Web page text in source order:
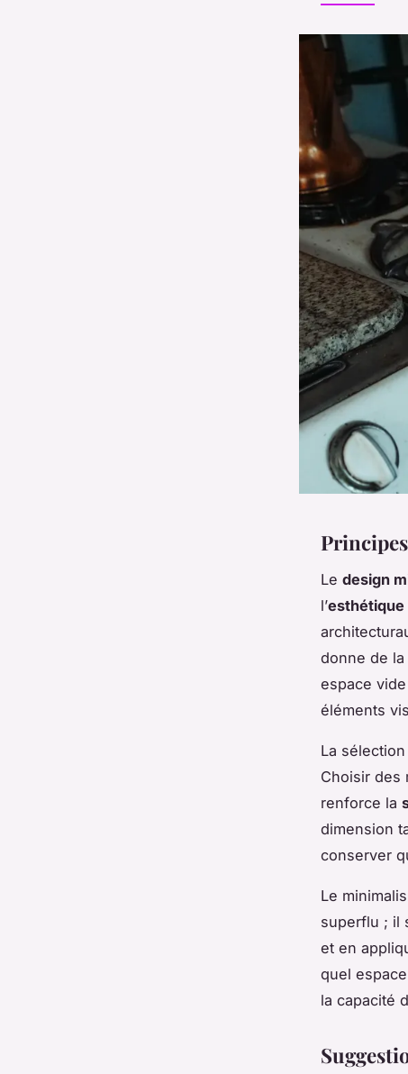
Le design
l’esthétique
donne de
espace
éléments
La
Choisir des
renforce la
dimension
conserver
Le
superflu ; il
et en
quel
la capacité